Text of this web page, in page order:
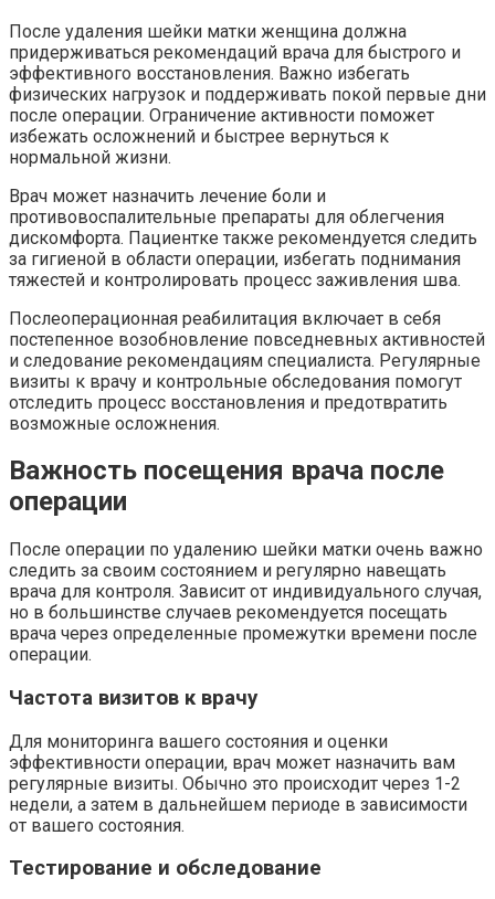
После удаления шейки матки женщина должна
придерживаться рекомендаций врача для быстрого и
эффективного восстановления. Важно избегать
физических нагрузок и поддерживать покой первые дни
после операции. Ограничение активности поможет
избежать осложнений и быстрее вернуться к
нормальной жизни.
Врач может назначить лечение боли и
противовоспалительные препараты для облегчения
дискомфорта. Пациентке также рекомендуется следить
за гигиеной в области операции, избегать поднимания
тяжестей и контролировать процесс заживления шва.
Послеоперационная реабилитация включает в себя
постепенное возобновление повседневных активностей
и следование рекомендациям специалиста. Регулярные
визиты к врачу и контрольные обследования помогут
отследить процесс восстановления и предотвратить
возможные осложнения.
Важность посещения врача после
операции
После операции по удалению шейки матки очень важно
следить за своим состоянием и регулярно навещать
врача для контроля. Зависит от индивидуального случая,
но в большинстве случаев рекомендуется посещать
врача через определенные промежутки времени после
операции.
Частота визитов к врачу
Для мониторинга вашего состояния и оценки
эффективности операции, врач может назначить вам
регулярные визиты. Обычно это происходит через 1-2
недели, а затем в дальнейшем периоде в зависимости
от вашего состояния.
Тестирование и обследование